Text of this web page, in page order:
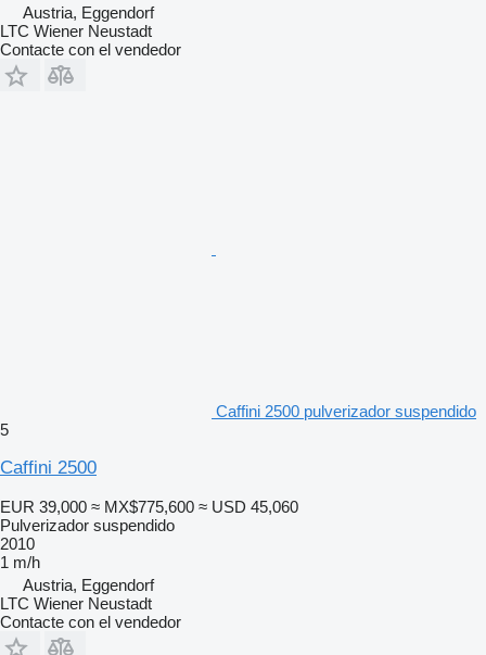
Austria, Eggendorf
LTC Wiener Neustadt
Contacte con el vendedor
Caffini 2500 pulverizador suspendido
5
Caffini 2500
EUR 39,000 ≈ MX$775,600 ≈ USD 45,060
Pulverizador suspendido
2010
1 m/h
Austria, Eggendorf
LTC Wiener Neustadt
Contacte con el vendedor